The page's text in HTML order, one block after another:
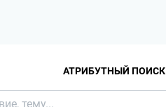
АТРИБУТНЫЙ ПОИСК